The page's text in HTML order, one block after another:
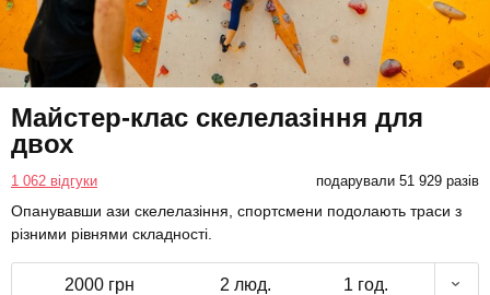
Майстер-клас скелелазіння для
двох
1 062 відгуки подарували 51 929 разів
Опанувавши ази скелелазіння, спортсмени подолають траси з
різними рівнями складності.
2000 грн 2 люд. 1 год.